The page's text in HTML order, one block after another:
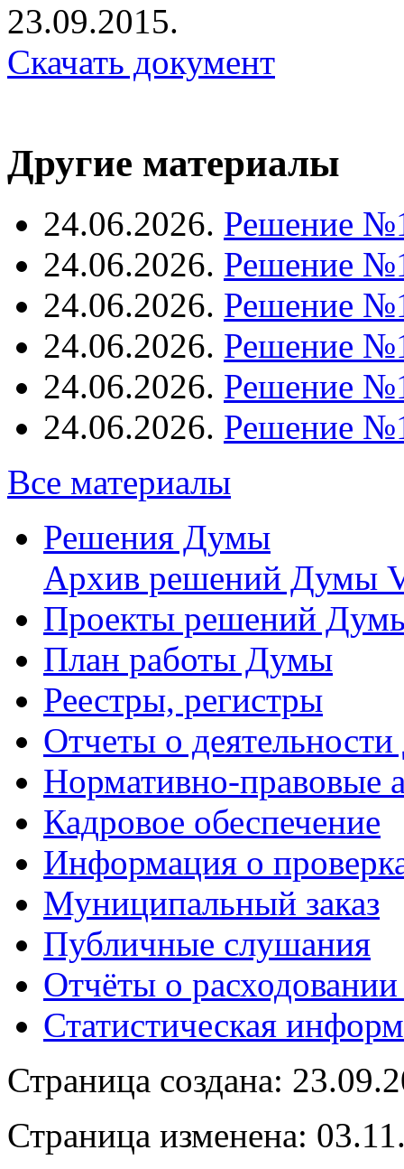
23.09.2015.
Скачать документ
Другие материалы
24.06.2026. Решение
24.06.2026. Решение
24.06.2026. Решение
24.06.2026. Решение
24.06.2026. Решение
24.06.2026. Решение
Все материалы
Решения Думы
Архив решений Думы
Проекты решений
План работы Думы
Реестры, регистры
Отчеты о
Нормативно-правовые
Кадровое обеспечение
Информация о
Муниципальный заказ
Публичные слушания
Отчёты о
Статистическая
Страница создана:
Страница изменена: